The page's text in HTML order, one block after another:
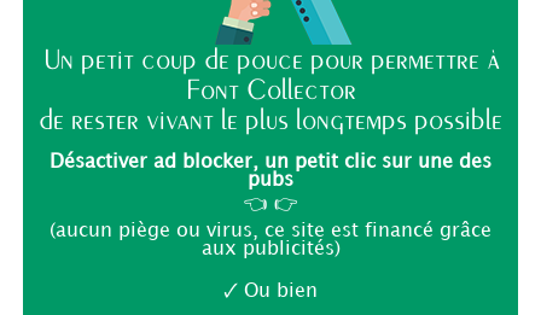
Un petit coup de pouce pour permettre à
Font Collector
de rester vivant le plus longtemps possible
Désactiver ad blocker, un petit clic sur une des
pubs
👈 👉
(aucun piège ou virus, ce site est financé grâce
aux publicités)
🗸 Ou bien